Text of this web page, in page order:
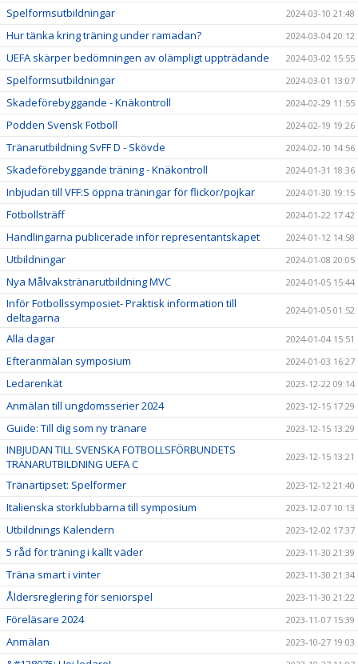
Spelformsutbildningar 2024-03-10 21:48
Hur tänka kring träning under ramadan? 2024-03-04 20:12
UEFA skärper bedömningen av olämpligt uppträdande 2024-03-02 15:55
Spelformsutbildningar 2024-03-01 13:07
Skadeförebyggande - Knäkontroll 2024-02-29 11:55
Podden Svensk Fotboll 2024-02-19 19:26
Tränarutbildning SvFF D - Skövde 2024-02-10 14:56
Skadeförebyggande träning - Knäkontroll 2024-01-31 18:36
Inbjudan till VFF:S öppna träningar för flickor/pojkar 2024-01-30 19:15
Fotbollsträff 2024-01-22 17:42
Handlingarna publicerade inför representantskapet 2024-01-12 14:58
Utbildningar 2024-01-08 20:05
Nya Målvakstränarutbildning MVC 2024-01-05 15:44
Inför Fotbollssymposiet- Praktisk information till
deltagarna
2024-01-05 01:52
Alla dagar 2024-01-04 15:51
Efteranmälan symposium 2024-01-03 16:27
Ledarenkät 2023-12-22 09:14
Anmälan till ungdomsserier 2024 2023-12-15 17:29
Guide: Till dig som ny tränare 2023-12-15 13:29
INBJUDAN TILL SVENSKA FOTBOLLSFÖRBUNDETS
TRÄNARUTBILDNING UEFA C
2023-12-15 13:21
Tränartipset: Spelformer 2023-12-12 21:40
Italienska storklubbarna till symposium 2023-12-07 10:13
Utbildnings Kalendern 2023-12-02 17:37
5 råd för träning i kallt väder 2023-11-30 21:39
Träna smart i vinter 2023-11-30 21:34
Åldersreglering för seniorspel 2023-11-30 21:22
Föreläsare 2024 2023-11-07 15:39
Anmälan 2023-10-27 19:03